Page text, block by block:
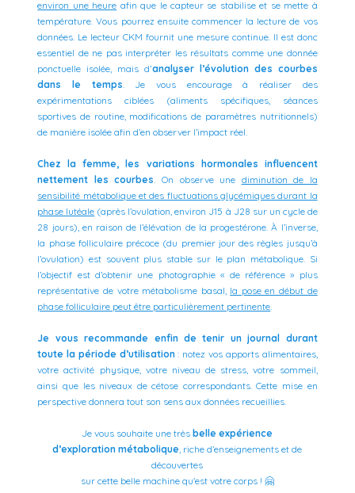
environ une heure afin que le capteur se stabilise et se mette à
température. Vous pourrez ensuite commencer la lecture de vos
données. Le lecteur CKM fournit une mesure continue. Il est donc
essentiel de ne pas interpréter les résultats comme une donnée
ponctuelle isolée, mais d’analyser l’évolution des courbes
dans le temps. Je vous encourage à réaliser des
expérimentations ciblées (aliments spécifiques, séances
sportives de routine, modifications de paramètres nutritionnels)
de manière isolée afin d’en observer l’impact réel.
Chez la femme, les variations hormonales influencent
nettement les courbes. On observe une diminution de la
sensibilité métabolique et des fluctuations glycémiques durant la
phase lutéale (après l’ovulation, environ J15 à J28 sur un cycle de
28 jours), en raison de l’élévation de la progestérone. À l’inverse,
la phase folliculaire précoce (du premier jour des règles jusqu’à
l’ovulation) est souvent plus stable sur le plan métabolique. Si
l’objectif est d’obtenir une photographie « de référence » plus
représentative de votre métabolisme basal, la pose en début de
phase folliculaire peut être particulièrement pertinente.
Je vous recommande enfin de tenir un journal durant
toute la période d’utilisation: notez vos apports alimentaires,
votre activité physique, votre niveau de stress, votre sommeil,
ainsi que les niveaux de cétose correspondants. Cette mise en
perspective donnera tout son sens aux données recueillies.
Je vous souhaite une trèsbelle expérience
d’exploration métabolique, riche d’enseignementset de
découvertes
sur cette belle machine qu'est votre corps ! 🤗